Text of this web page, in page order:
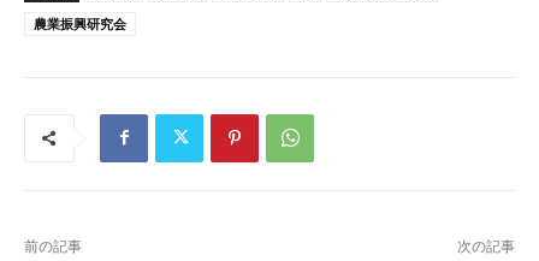
農業振興研究会
前の記事 次の記事